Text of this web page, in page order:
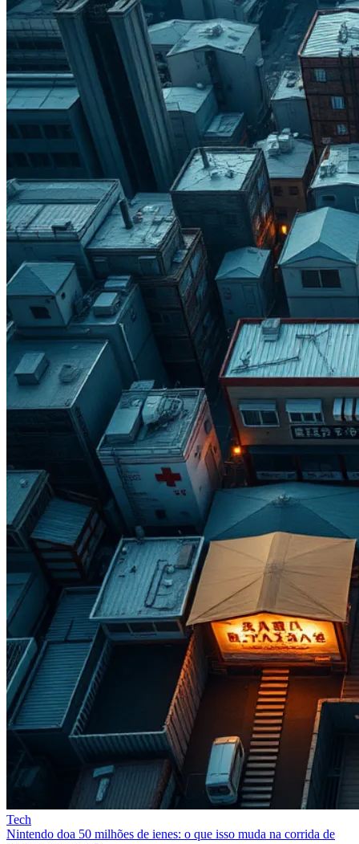
Tech
Nintendo doa 50 milhões de ienes: o que isso muda na corrida de